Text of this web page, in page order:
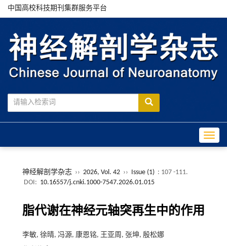
中国高校科技期刊集群服务平台
神经解剖学杂志 ›› 2026, Vol. 42 ›› Issue (1) : 107 -111.
DOI: 10.16557/j.cnki.1000-7547.2026.01.015
脂代谢在神经元轴突再生中的作用
李敏, 徐晴, 冯源, 康恩铭, 王亚周, 张坤, 殷松娜